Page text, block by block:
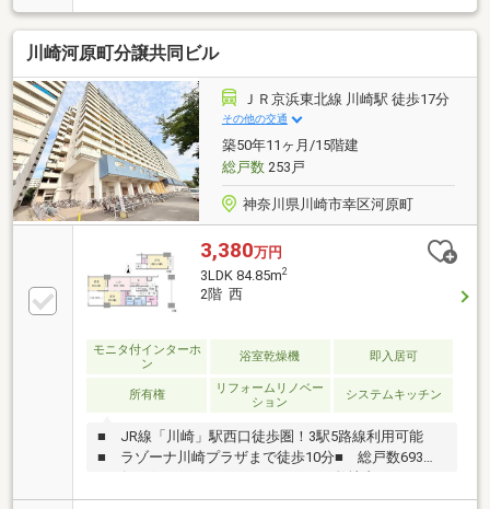
フローリング♪【株式会社リビングライフ】創業35年
の信頼で未公開情報多数のリビングライフがご紹介し
ます。宅建士×FP×住宅ローンアドバイザーの資格を併
せ持つ『ライフ・エキスパート・プランナー』がお客
様の老後も見据えたライフプランを無料作成。お気軽
にご相談下さい！☆物件のお問合せは〈0120-332-
077〉☆
川崎河原町分譲共同ビル
ＪＲ京浜東北線 川崎駅 徒歩17分
その他の交通
築50年11ヶ月/15階建
総戸数253戸
神奈川県川崎市幸区河原町
3,380万円
3LDK 84.85m2
2階 西
モニタ付インターホ
ン
浴室乾燥機 即入居可
所有権
リフォームリノベー
ション
システムキッチン
■ JR線「川崎」駅西口徒歩圏！3駅5路線利用可能
■ ラゾーナ川崎プラザまで徒歩10分■ 総戸数693戸
のビッグコミュニティ■ マンション敷地内にスーパ
ー、病院等の施設有■ 専有面積84㎡超！3LDKプラン